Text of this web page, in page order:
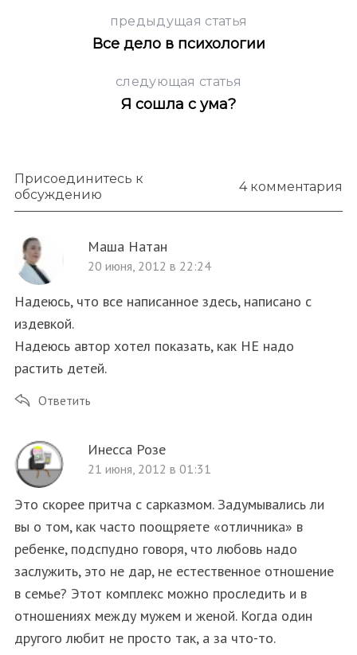
предыдущая статья
Все дело в психологии
следующая статья
Я сошла с ума?
Присоединитесь к
обсуждению
4 комментария
Маша Натан
20 июня, 2012 в 22:24
Надеюсь, что все написанное здесь, написано с
издевкой.
Надеюсь автор хотел показать, как НЕ надо
растить детей.
Ответить
Инесса Розе
21 июня, 2012 в 01:31
Это скорее притча с сарказмом. Задумывались ли
вы о том, как часто поощряете «отличника» в
ребенке, подспудно говоря, что любовь надо
заслужить, это не дар, не естественное отношение
в семье? Этот комплекс можно проследить и в
отношениях между мужем и женой. Когда один
другого любит не просто так, а за что-то.
a
r
c
h
r
: